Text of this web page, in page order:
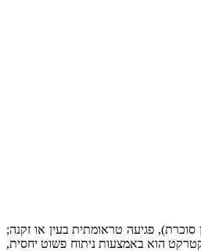
פגיעה טראומתית בעין או זקנה;
הוא באמצעות ניתוח פשוט יחסית,